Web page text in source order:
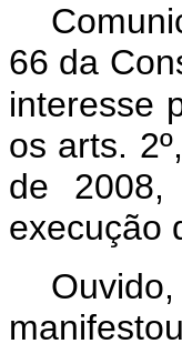
66 da
interesse
os arts.
de 2008,
execução